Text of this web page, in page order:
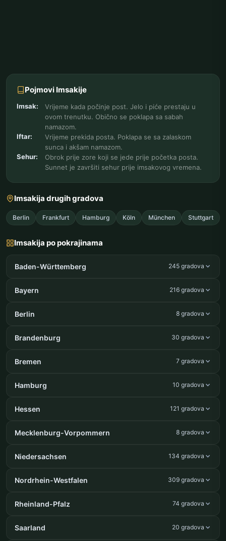
Pojmovi Imsakije
Imsak:
Vrijeme kada počinje post. Jelo i piće prestaju u
ovom trenutku. Obično se poklapa sa sabah
namazom.
Iftar:
Vrijeme prekida posta. Poklapa se sa zalaskom
sunca i akšam namazom.
Sehur:
Obrok prije zore koji se jede prije početka posta.
Sunnet je završiti sehur prije imsakovog vremena.
Imsakija drugih gradova
Berlin Frankfurt Hamburg Köln München Stuttgart
Imsakija po pokrajinama
Baden-Württemberg 245 gradova
Bayern 216 gradova
Berlin 8 gradova
Brandenburg 30 gradova
Bremen 7 gradova
Hamburg 10 gradova
Hessen 121 gradova
Mecklenburg-Vorpommern 8 gradova
Niedersachsen 134 gradova
Nordrhein-Westfalen 309 gradova
Rheinland-Pfalz 74 gradova
Saarland 20 gradova